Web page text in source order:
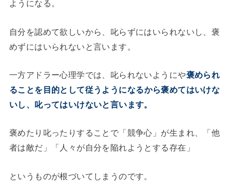
ようになる。
自分を認めて欲しいから、叱らずにはいられないし、褒
めずにはいられないと言います。
一方アドラー心理学では、叱られないようにや褒められ
ることを目的として従うようになるから褒めてはいけな
いし、叱ってはいけないと言います。
褒めたり叱ったりすることで「競争心」が生まれ、「他
者は敵だ」「人々が自分を陥れようとする存在」
というものが根づいてしまうのです。